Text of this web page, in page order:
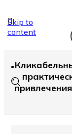
Skip to
content